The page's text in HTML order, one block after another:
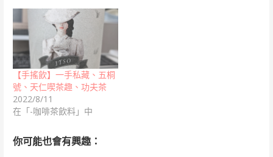
【手搖飲】一手私藏、五桐
號、天仁喫茶趣、功夫茶
2022/8/11
在「-咖啡茶飲料」中
你可能也會有興趣：